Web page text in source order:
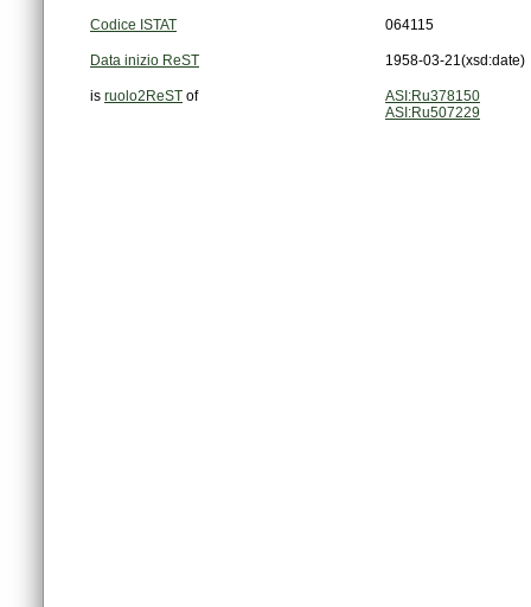
Codice ISTAT 064115
Data inizio ReST 1958-03-21(xsd:date)
is ruolo2ReST of
ASI:Ru378150
ASI:Ru507229